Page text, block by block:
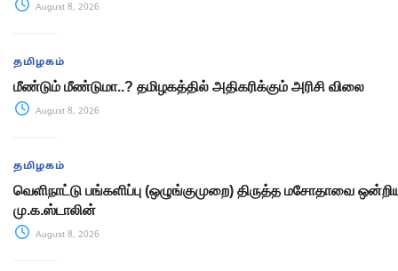
August 8, 2026
தமிழகம்
மீண்டும் மீண்டுமா..? தமிழகத்தில் அதிகரிக்கும் அரிசி விலை
August 8, 2026
தமிழகம்
வெளிநாட்டு பங்களிப்பு (ஒழுங்குமுறை) திருத்த மசோதாவை
மு.க.ஸ்டாலின்
August 8, 2026